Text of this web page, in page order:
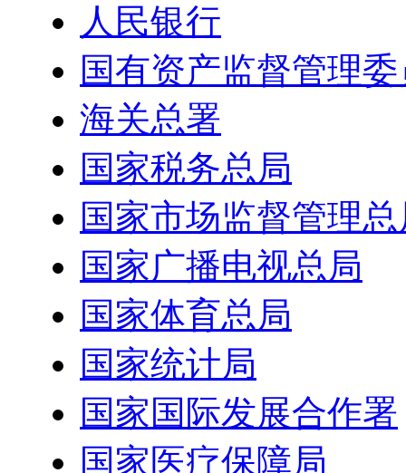
人民银行
国有资产监督管理
海关总署
国家税务总局
国家市场监督管理
国家广播电视总局
国家体育总局
国家统计局
国家国际发展合作署
国家医疗保障局